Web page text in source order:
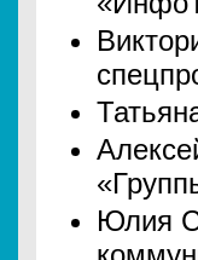
Юлия